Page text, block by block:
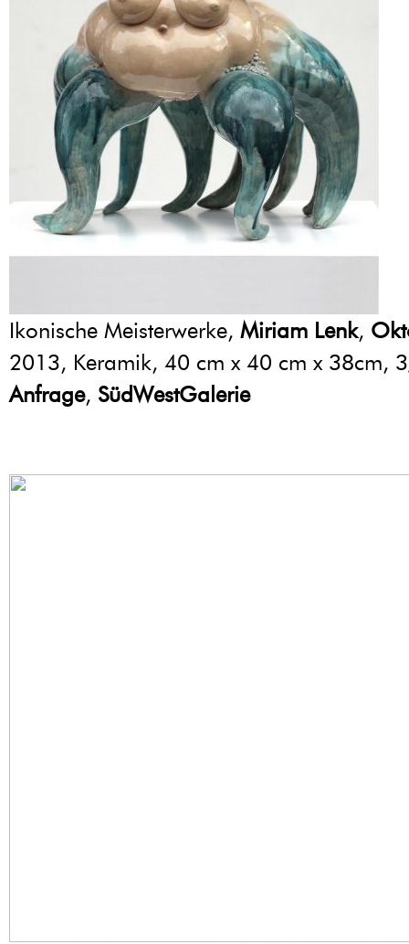
Ikonische Meisterwerke, Miriam Lenk,
2013, Keramik, 40 cm x 40 cm x 38cm,
Anfrage, SüdWestGalerie